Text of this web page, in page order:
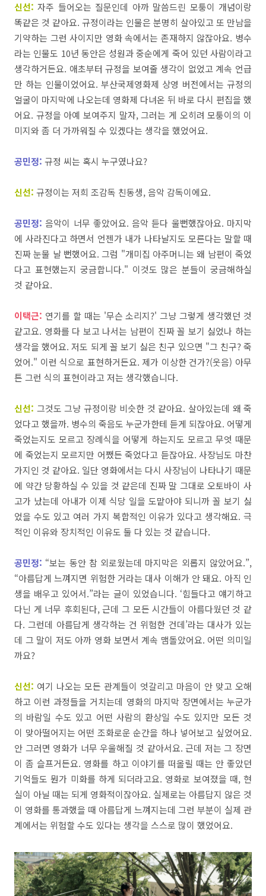
신선:자주 들어오는 질문인데 아까 말씀드린 모퉁이 개념이랑
똑같은 것 같아요. 규정이라는 인물은 분명히 살아있고또 만남을
기약하는 그런 사이지만 영화 속에서는 존재하지 않잖아요. 병수
라는 인물도 10년 동안은 성원과 중순에게 죽어 있던 사람이라고
생각하거든요. 애초부터 규정을 보여줄 생각이 없었고 계속 언급
만 하는 인물이었어요.부산국제영화제 상영 버전에서는 규정의
얼굴이 마지막에 나오는데 영화제 다녀온 뒤 바로 다시 편집을 했
어요. 규정을 아예 보여주지 말자,그러는 게 오히려 모퉁이의 이
미지와 좀 더 가까워질 수 있겠다는 생각을 했었어요.
공민정: 규정 씨는 혹시 누구였나요?
신선: 규정이는 저희 조감독 친동생,음악 감독이에요.
공민정: 음악이 너무 좋았어요.음악 듣다 울뻔했잖아요. 마지막
에 사라진다고 하면서 언젠가 내가 나타날지도 모른다는 말할 때
진짜 눈물 날 뻔했어요.그럼 "개미집 아주머니는 왜 남편이 죽었
다고 표현했는지 궁금합니다." 이것도 많은 분들이 궁금해하실
것 같아요.
이택근: 연기를 할 때는 '무슨 소리지?' 그냥 그렇게 생각했던 것
같고요. 영화를 다 보고 나서는 남편이 진짜 꼴 보기 싫었나 하는
생각을 했어요.저도 되게 꼴 보기 싫은 친구 있으면 "그 친구?죽
었어." 이런 식으로 표현하거든요. 제가 이상한 건가?(웃음) 아무
튼 그런 식의 표현이라고저는 생각했습니다.
신선: 그것도 그냥 규정이랑 비슷한 것 같아요. 살아있는데 왜 죽
었다고했을까. 병수의 죽음도 누군가한테 듣게 되잖아요. 어떻게
죽었는지도 모르고 장례식을 어떻게 하는지도 모르고 무엇 때문
에 죽었는지 모르지만 어쨌든 죽었다고 듣잖아요.사장님도 마찬
가지인 것 같아요. 일단 영화에서는 다시 사장님이 나타나기 때문
에 약간 당황하실 수 있을 것 같은데 진짜 말 그대로 오토바이 사
고가 났는데 아내가 이제 식당 일을 도맡아야 되니까 꼴 보기 싫
었을 수도 있고 여러 가지 복합적인 이유가 있다고 생각해요.극
적인 이유와 장치적인 이유도 둘 다 있는 것 같습니다.
공민정: “보는 동안 참 외로웠는데 마지막은 외롭지 않았어요.”,
“아름답게 느껴지면 위험한 거라는 대사 이해가 안 돼요. 아직 인
생을 배우고 있어서.”라는 글이 있었습니다. ‘힘들다고 얘기하고
다닌 게 너무 후회된다,근데 그 모든 시간들이 아름다웠던 것 같
다.그런데 아름답게 생각하는 건 위험한 건데’라는 대사가 있는
데 그 말이 저도 아까 영화 보면서 계속 맴돌았어요. 어떤 의미일
까요?
신선: 여기 나오는 모든 관계들이 엇갈리고 마음이 안 맞고 오해
하고 이런 과정들을 거치는데 영화의 마지막 장면에서는 누군가
의 바람일 수도 있고 어떤 사람의 환상일 수도 있지만 모든 것
이 맞아떨어지는 어떤 조화로운 순간을 하나 넣어보고 싶었어요.
안 그러면 영화가 너무 우울해질 것 같아서요.근데 저는 그 장면
이 좀 슬프거든요. 영화를 하고 이야기를 떠올릴 때는 안 좋았던
기억들도 뭔가 미화를 하게 되더라고요. 영화로 보여졌을 때, 현
실이 아닐 때는 되게 영화적이잖아요. 실제로는 아름답지 않은 것
이 영화를 통과했을 때 아름답게 느껴지는데 그런 부분이 실제 관
계에서는 위험할수도 있다는 생각을 스스로 많이 했었어요.